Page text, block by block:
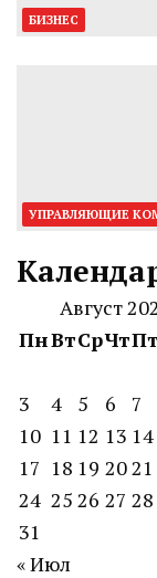
БИЗНЕС
УПРАВЛЯЮЩИЕ
Август
ПнВтСрЧтПт
3
4 5 6 7
10 11 12 13 14
17 18 19 2021
24 25 26 27 28
31
« Июл